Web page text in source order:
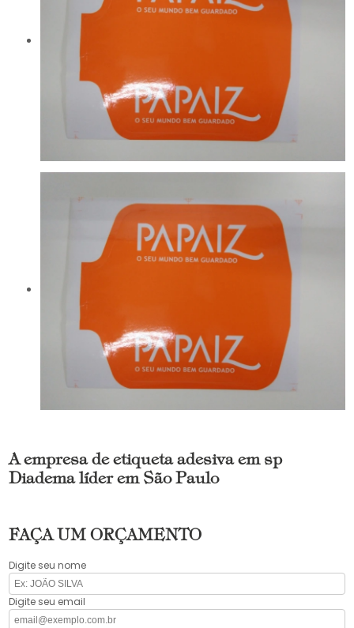
A empresa de etiqueta adesiva em sp
Diadema líder em São Paulo
FAÇA UM ORÇAMENTO
Digite seu nome
Digite seu email